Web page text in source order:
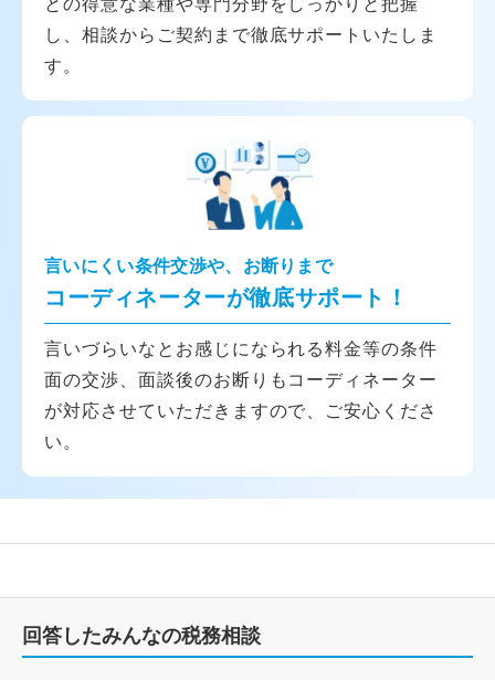
し、相談からご契約まで徹底サポートいたしま
す。
言いにくい条件交渉や、お断りまで
コーディネーターが徹底サポート！
言いづらいなとお感じになられる料金等の条件
面の交渉、面談後のお断りもコーディネーター
が対応させていただきますので、ご安心くださ
い。
回答したみんなの税務相談